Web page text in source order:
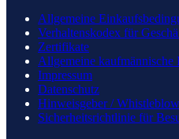
Allgemeine
Verhaltenskodex für
Zertifikate
Allgemeine kaufmännische
Impressum
Datenschutz
Hinweisgeber /
Sicherheitsrichtlinie für